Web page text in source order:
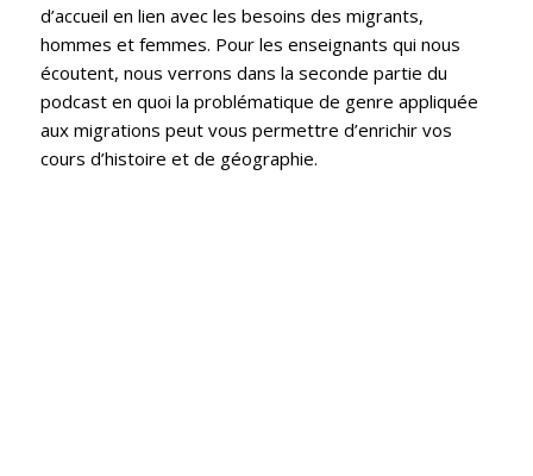
d’accueil en lien avec les besoins des migrants,
hommes et femmes. Pour les enseignants qui nous
écoutent, nous verrons dans la seconde partie du
podcast en quoi la problématique de genre appliquée
aux migrations peut vous permettre d’enrichir vos
cours d’histoire et de géographie.